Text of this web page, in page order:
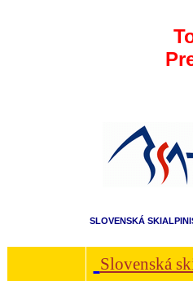
SLOVENSKÁ
Slovenská